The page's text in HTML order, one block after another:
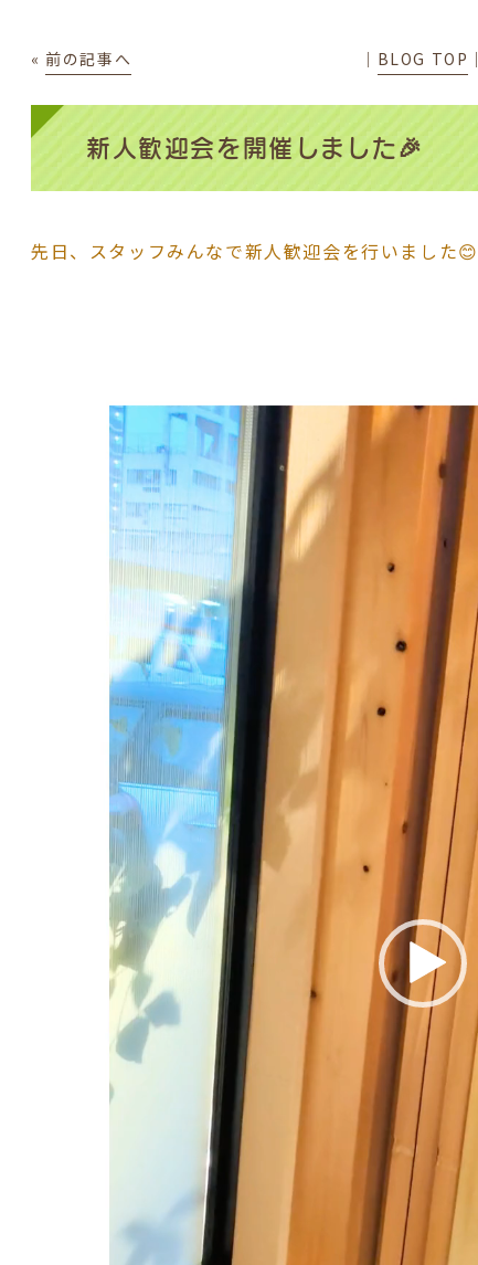
« 前の記事へ │ BLOG TOP │
新人歓迎会を開催しました🎉
先日、スタッフみんなで新人歓迎会を行いました😊